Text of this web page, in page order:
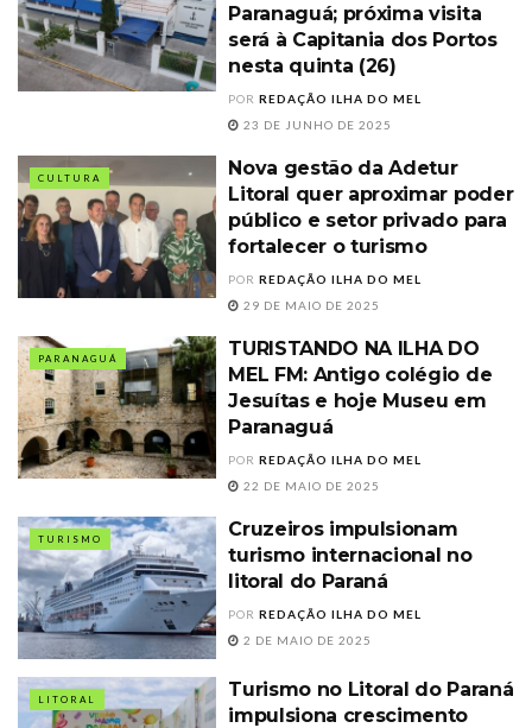
Paranaguá; próxima visita
será à Capitania dos Portos
nesta quinta (26)
POR REDAÇÃO ILHA DO MEL
23 DE JUNHO DE 2025
CULTURA
Nova gestão da Adetur
Litoral quer aproximar poder
público e setor privado para
fortalecer o turismo
POR REDAÇÃO ILHA DO MEL
29 DE MAIO DE 2025
PARANAGUÁ
TURISTANDO NA ILHA DO
MEL FM: Antigo colégio de
Jesuítas e hoje Museu em
Paranaguá
POR REDAÇÃO ILHA DO MEL
22 DE MAIO DE 2025
TURISMO
Cruzeiros impulsionam
turismo internacional no
litoral do Paraná
POR REDAÇÃO ILHA DO MEL
2 DE MAIO DE 2025
LITORAL
Turismo no Litoral do Paraná
impulsiona crescimento